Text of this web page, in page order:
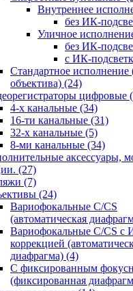
Внутреннее
без ИК-
Уличное
без ИК-
с ИК-
Стандартное исполнение
объектива) (24)
цифровые
4-х канальные (34)
16-ти канальные (31)
32-х канальные (5)
8-ми канальные (34)
аксессуары,
(27)
(7)
(24)
Вариофокальные C/CS
(автоматическая
Вариофокальные C/CS с
коррекцией
диафрагма) (4)
С фиксированным
(фиксированная